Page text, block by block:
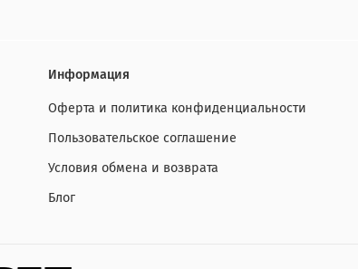
Информация
Оферта и политика конфиденциальности
Пользовательское соглашение
Условия обмена и возврата
Блог